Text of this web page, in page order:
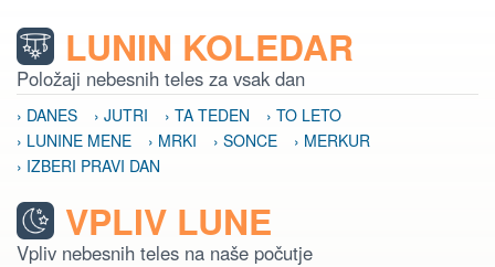
LUNIN KOLEDAR
Položaji nebesnih teles za vsak dan
› DANES › JUTRI › TA TEDEN
› TO LETO
› LUNINE MENE
› MRKI › SONCE
› MERKUR
› IZBERI PRAVI DAN
VPLIV LUNE
Vpliv nebesnih teles na naše počutje